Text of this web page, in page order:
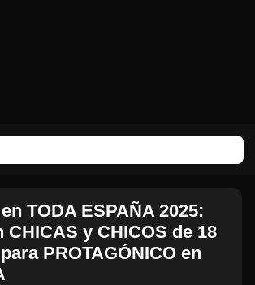
TODA ESPAÑA 2025:
CHICAS y CHICOS de 18
PROTAGÓNICO en